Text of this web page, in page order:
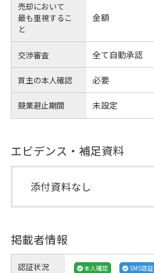
売却において
最も重視するこ
と
金額
交渉審査 全て自動承認
買主の本人確認 必要
競業避止期間 未設定
エビデンス・補足資料
添付資料なし
掲載者情報
認証状況 本人確認
SMS認証